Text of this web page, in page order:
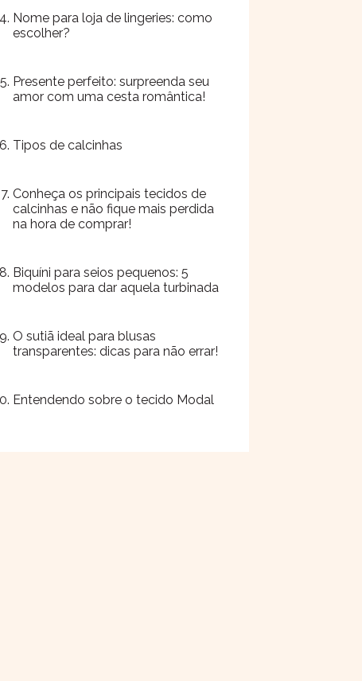
Nome para loja de lingeries: como
escolher?
Presente perfeito: surpreenda seu
amor com uma cesta romântica!
Tipos de calcinhas
Conheça os principais tecidos de
calcinhas e não fique mais perdida
na hora de comprar!
Biquíni para seios pequenos: 5
modelos para dar aquela turbinada
O sutiã ideal para blusas
transparentes: dicas para não errar!
Entendendo sobre o tecido Modal